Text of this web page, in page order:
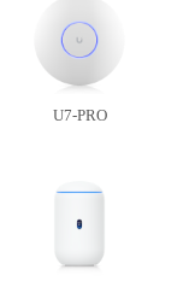
U7-PRO